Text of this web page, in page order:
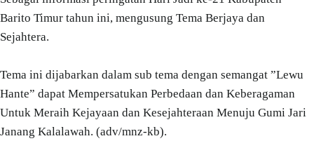
Barito Timur tahun ini, mengusung Tema Berjaya dan
Sejahtera.
Tema ini dijabarkan dalam sub tema dengan semangat ”Lewu
Hante” dapat Mempersatukan Perbedaan dan Keberagaman
Untuk Meraih Kejayaan dan Kesejahteraan Menuju Gumi Jari
Janang Kalalawah. (adv/mnz-kb).